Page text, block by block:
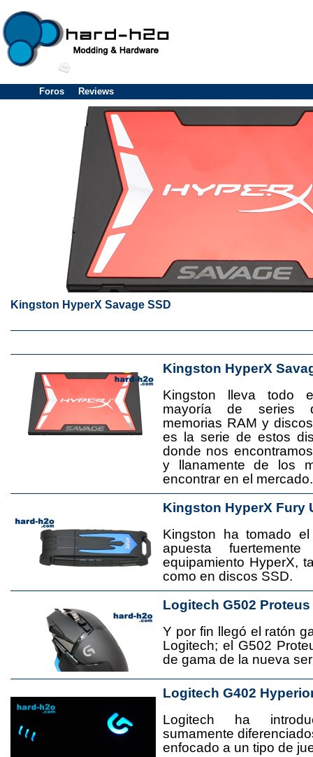
Foros Reviews
Kingston HyperX Savage SSD
Kingston HyperX
Kingston lleva todo
mayoría de series
memorias RAM y
es la serie de estos
donde nos
y llanamente de los
encontrar en el mercado.
Kingston HyperX Fury
Kingston ha tomado
apuesta
equipamiento HyperX,
como en discos SSD.
Logitech G502 Proteus
Y por fin llegó el ratón
Logitech; el G502
de gama de la nueva
Logitech G402
Logitech ha
sumamente
enfocado a un tipo de